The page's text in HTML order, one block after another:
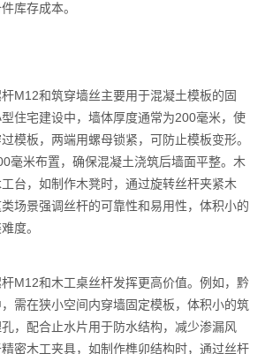
库存成本。
M12和筑穿墙丝主要用于混凝土模板的固
住宅建设中，墙体厚度通常为200毫米，使
模板，两端用螺母锁紧，可防止模板变形。
毫米布置，确保混凝土浇筑后墙面平整。木
台，如制作木凳时，通过旋转丝杆夹紧木
场景强调丝杆的可靠性和易用性，体积小的
度。
M12和木工桌丝杆发挥更高价值。例如，黔
需在狭小空间内穿墙固定模板，体积小的筑
，配合止水片用于防水结构，减少渗漏风
密木工夹具，如制作榫卯结构时，通过丝杆